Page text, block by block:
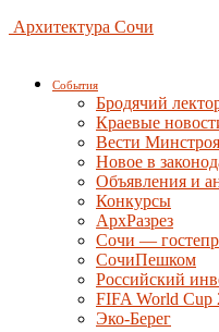
Архитектура Сочи
События
Бродячий
Краевые
Вести
Новое в
Объявления и
Конкурсы
АрхРазрез
Сочи —
СочиПешком
Российский
FIFA World Cup
Эко-Берег